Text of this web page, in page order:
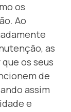
os
Ao
as
os seus
de
assim
e